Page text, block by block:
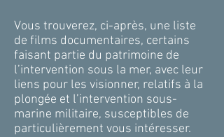
Vous trouverez, ci-après, une liste
de films documentaires, certains
faisant partie du patrimoine de
l’intervention sous la mer, avec leur
liens pour les visionner, relatifs à la
plongée et l’intervention sous-
marine militaire, susceptibles de
particulièrement vous intéresser.